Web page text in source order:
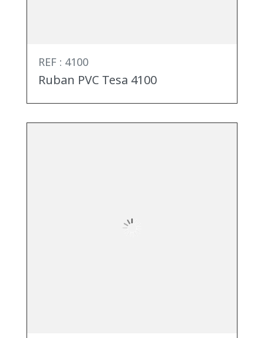
REF : 4100
Ruban PVC Tesa 4100